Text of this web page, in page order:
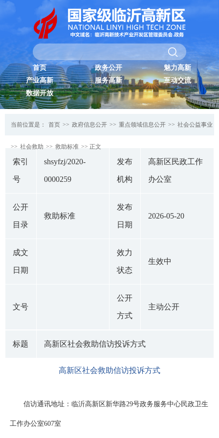
首页 政务公开
魅力高新
产业高新
服务高新
互动交流
数据开放
当前位置是： 首页 >> 政府信息公开 >> 重点领域信息公开 >> 社会公益事业
>> 社会救助 >> 救助标准 >> 正文
索引
号
shsyfzj/2020-
0000259
发布
机构
高新区民政工作
办公室
公开
目录
救助标准
发布
日期
2026-05-20
成文
日期
效力
状态
生效中
文号
公开
方式
主动公开
标题 高新区社会救助信访投诉方式
高新区社会救助信访投诉方式
信访通讯地址：临沂高新区新华路29号政务服务中心民政卫生
工作办公室607室